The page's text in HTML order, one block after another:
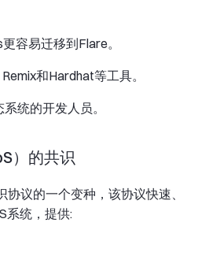
容易迁移到Flare。
和Hardhat等工具。
统的开发人员。
）的共识
议的一个变种，该协议快速、
系统，提供: